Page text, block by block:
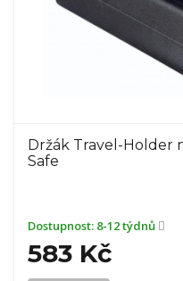
Držák Travel-Holder
Safe
Dostupnost: 8-12 týdnů
583 Kč